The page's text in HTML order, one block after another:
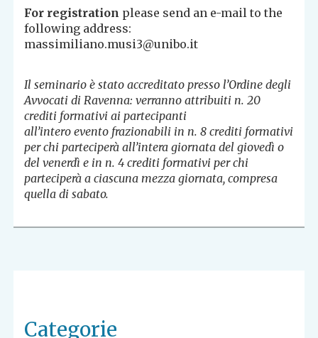
For registration please send an e-mail to the
following address:
massimiliano.musi3@unibo.it
Il seminario è stato accreditato presso l’Ordine degli
Avvocati di Ravenna: verranno attribuiti n. 20
crediti formativi ai partecipanti
all’intero evento frazionabili in n. 8 crediti formativi
per chi parteciperà all’intera giornata del giovedì o
del venerdì e in n. 4 crediti formativi per chi
parteciperà a ciascuna mezza giornata, compresa
quella di sabato.
Categorie